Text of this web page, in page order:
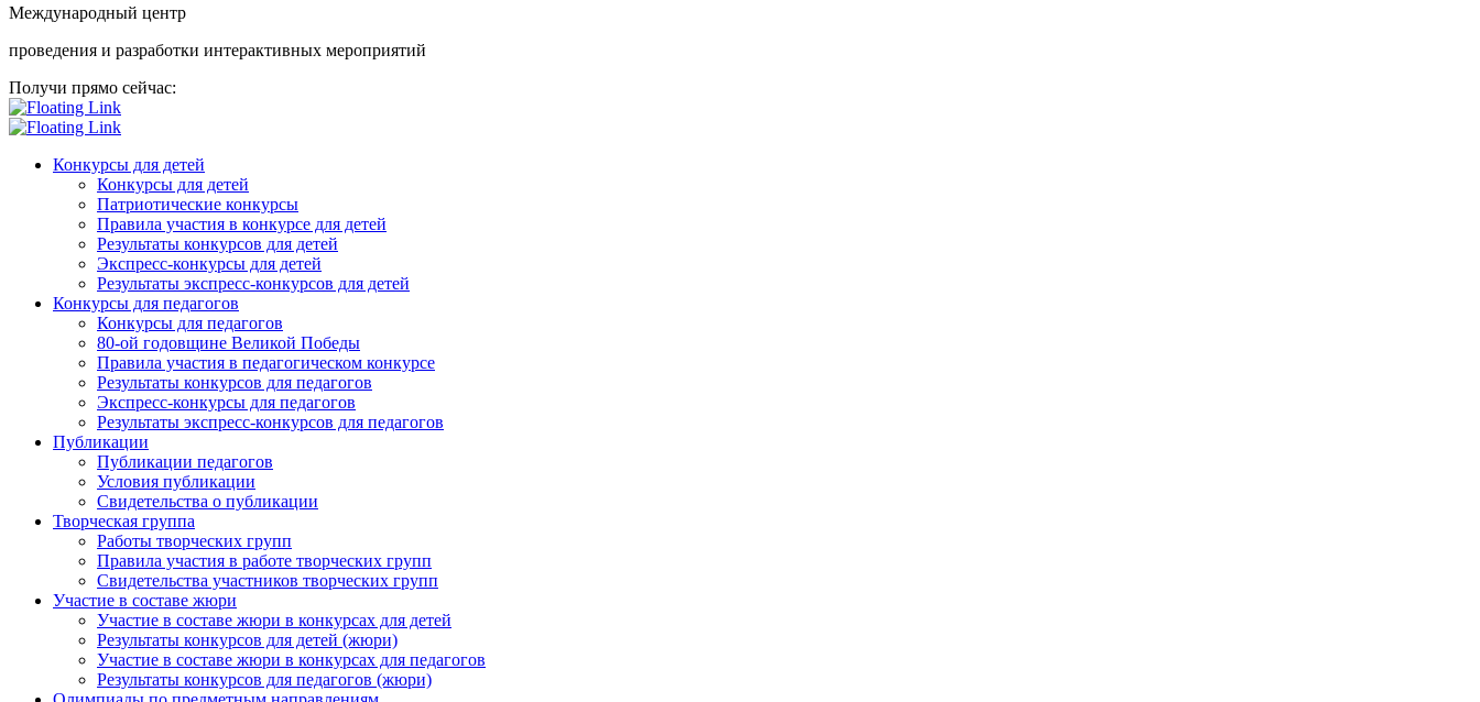
Международный центр
проведения и разработки интерактивных мероприятий
Получи прямо сейчас:
Конкурсы для детей
Конкурсы для детей
Патриотические конкурсы
Правила участия в конкурсе для детей
Результаты конкурсов для детей
Экспресс-конкурсы для детей
Результаты экспресс-конкурсов для детей
Конкурсы для педагогов
Конкурсы для педагогов
80-ой годовщине Великой Победы
Правила участия в педагогическом конкурсе
Результаты конкурсов для педагогов
Экспресс-конкурсы для педагогов
Результаты экспресс-конкурсов для педагогов
Публикации
Публикации педагогов
Условия публикации
Свидетельства о публикации
Творческая группа
Работы творческих групп
Правила участия в работе творческих групп
Свидетельства участников творческих групп
Участие в составе жюри
Участие в составе жюри в конкурсах для детей
Результаты конкурсов для детей (жюри)
Участие в составе жюри в конкурсах для педагогов
Результаты конкурсов для педагогов (жюри)